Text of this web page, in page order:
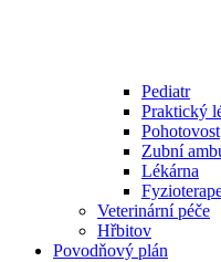
Pediatr
Praktický
Pohotovost
Zubní
Lékárna
Veterinární péče
Hřbitov
Povodňový plán